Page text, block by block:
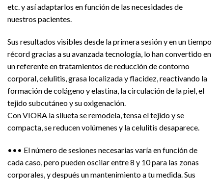
etc. y así adaptarlos en función de las necesidades de
nuestros pacientes.
Sus resultados visibles desde la primera sesión y en un tiempo
récord gracias a su avanzada tecnología, lo han convertido en
un referente en tratamientos de reducción de contorno
corporal, celulitis, grasa localizada y flacidez, reactivando la
formación de colágeno y elastina, la circulación de la piel, el
tejido subcutáneo y su oxigenación.
Con VIORA la silueta se remodela, tensa el tejido y se
compacta, se reducen volúmenes y la celulitis desaparece.
••• El número de sesiones necesarias varía en función de
cada caso, pero pueden oscilar entre 8 y 10 para las zonas
corporales, y después un mantenimiento a tu medida. Sus